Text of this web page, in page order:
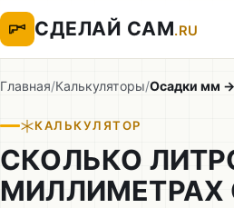
СДЕЛАЙ САМ.RU
Главная/Калькуляторы/Осадки мм
КАЛЬКУЛЯТОР
СКОЛЬКО
МИЛЛИМЕТРАХ